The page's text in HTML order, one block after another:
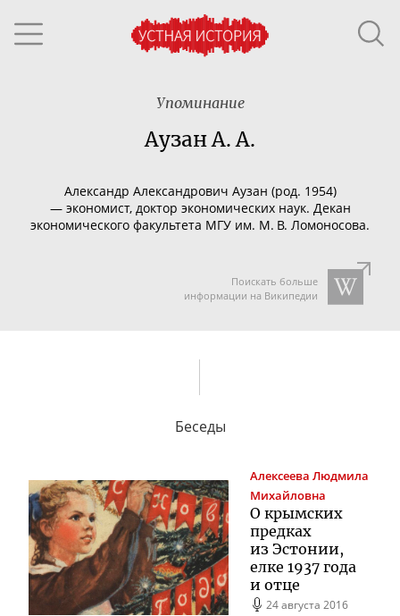
Упоминание
Аузан А. А.
Александр Александрович Аузан (род. 1954)
—экономист, доктор экономических наук. Декан
экономического факультета МГУ им. М. В. Ломоносова.
Поискать больше
информации на Википедии
Беседы
Алексеева Людмила
Михайловна
О крымских
предках
из Эстонии,
елке 1937 года
и отце
24 августа 2016